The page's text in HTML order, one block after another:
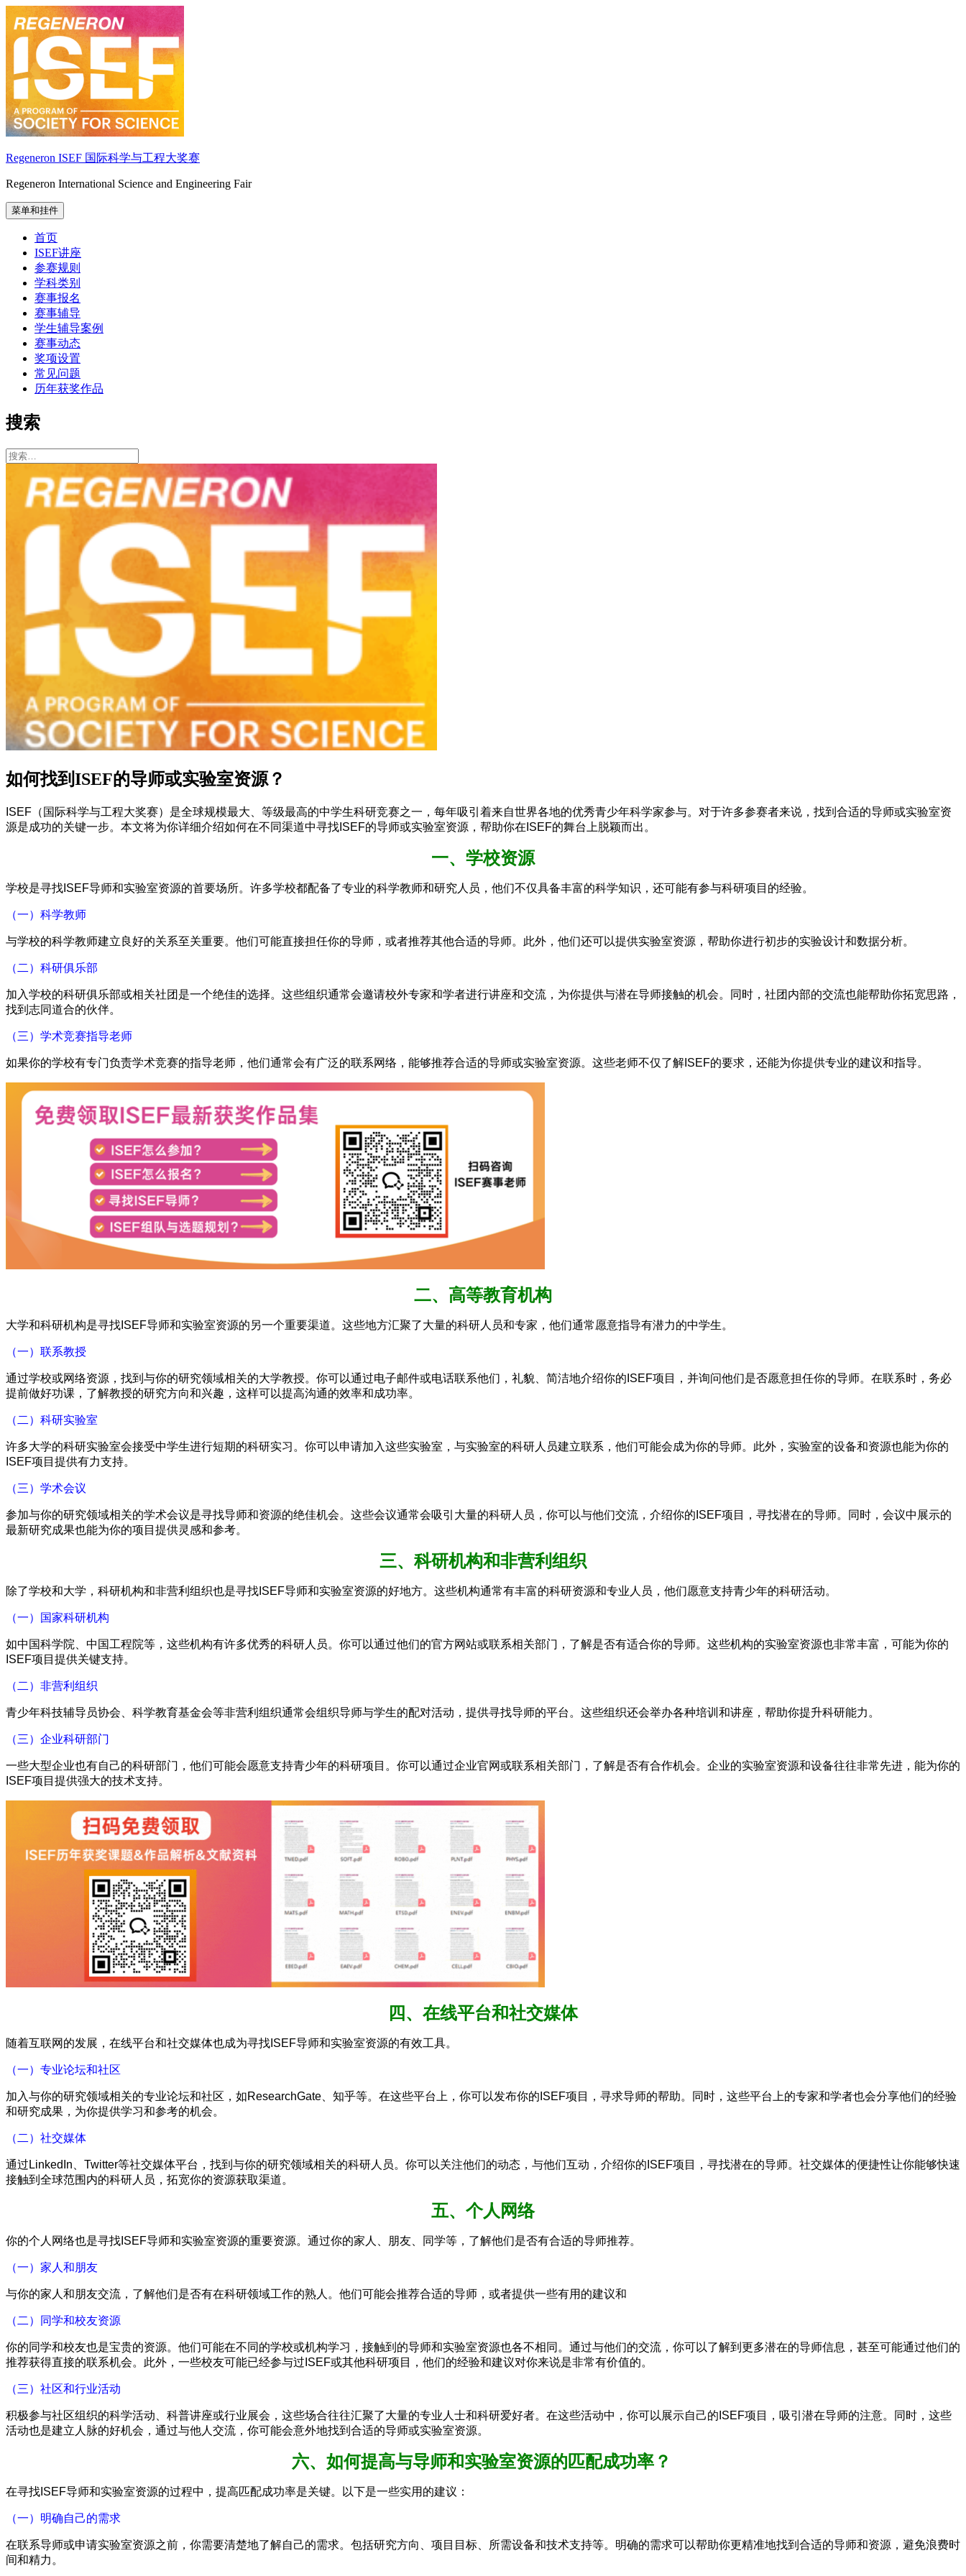
至
内
Regeneron ISEF 国际科学与工程大奖赛
Regeneron International Science and Engineering Fair
菜单和挂件
首页
ISEF讲座
参赛规则
学科类别
赛事报名
赛事辅导
学生辅导案例
赛事动态
奖项设置
常见问题
历年获奖作品
搜索
搜
如何找到ISEF的导师或实验室资源？
ISEF（国际科学与工程大奖赛）是全球规模最大、等级最高的中学生科研竞赛之一，每年吸引着来自世界各地的优秀青少年科学家参与。对于许多参赛者来说，找到合适的导师或实验室资
源是成功的关键一步。本文将为你详细介绍如何在不同渠道中寻找ISEF的导师或实验室资源，帮助你在ISEF的舞台上脱颖而出。
一、学校资源
学校是寻找ISEF导师和实验室资源的首要场所。许多学校都配备了专业的科学教师和研究人员，他们不仅具备丰富的科学知识，还可能有参与科研项目的经验。
（一）科学教师
与学校的科学教师建立良好的关系至关重要。他们可能直接担任你的导师，或者推荐其他合适的导师。此外，他们还可以提供实验室资源，帮助你进行初步的实验设计和数据分析。
（二）科研俱乐部
加入学校的科研俱乐部或相关社团是一个绝佳的选择。这些组织通常会邀请校外专家和学者进行讲座和交流，为你提供与潜在导师接触的机会。同时，社团内部的交流也能帮助你拓宽思路，
找到志同道合的伙伴。
（三）学术竞赛指导老师
如果你的学校有专门负责学术竞赛的指导老师，他们通常会有广泛的联系网络，能够推荐合适的导师或实验室资源。这些老师不仅了解ISEF的要求，还能为你提供专业的建议和指导。
二、高等教育机构
大学和科研机构是寻找ISEF导师和实验室资源的另一个重要渠道。这些地方汇聚了大量的科研人员和专家，他们通常愿意指导有潜力的中学生。
（一）联系教授
通过学校或网络资源，找到与你的研究领域相关的大学教授。你可以通过电子邮件或电话联系他们，礼貌、简洁地介绍你的ISEF项目，并询问他们是否愿意担任你的导师。在联系时，务必
提前做好功课，了解教授的研究方向和兴趣，这样可以提高沟通的效率和成功率。
（二）科研实验室
许多大学的科研实验室会接受中学生进行短期的科研实习。你可以申请加入这些实验室，与实验室的科研人员建立联系，他们可能会成为你的导师。此外，实验室的设备和资源也能为你的
ISEF项目提供有力支持。
（三）学术会议
参加与你的研究领域相关的学术会议是寻找导师和资源的绝佳机会。这些会议通常会吸引大量的科研人员，你可以与他们交流，介绍你的ISEF项目，寻找潜在的导师。同时，会议中展示的
最新研究成果也能为你的项目提供灵感和参考。
三、科研机构和非营利组织
除了学校和大学，科研机构和非营利组织也是寻找ISEF导师和实验室资源的好地方。这些机构通常有丰富的科研资源和专业人员，他们愿意支持青少年的科研活动。
（一）国家科研机构
如中国科学院、中国工程院等，这些机构有许多优秀的科研人员。你可以通过他们的官方网站或联系相关部门，了解是否有适合你的导师。这些机构的实验室资源也非常丰富，可能为你的
ISEF项目提供关键支持。
（二）非营利组织
青少年科技辅导员协会、科学教育基金会等非营利组织通常会组织导师与学生的配对活动，提供寻找导师的平台。这些组织还会举办各种培训和讲座，帮助你提升科研能力。
（三）企业科研部门
一些大型企业也有自己的科研部门，他们可能会愿意支持青少年的科研项目。你可以通过企业官网或联系相关部门，了解是否有合作机会。企业的实验室资源和设备往往非常先进，能为你的
ISEF项目提供强大的技术支持。
四、在线平台和社交媒体
随着互联网的发展，在线平台和社交媒体也成为寻找ISEF导师和实验室资源的有效工具。
（一）专业论坛和社区
加入与你的研究领域相关的专业论坛和社区，如ResearchGate、知乎等。在这些平台上，你可以发布你的ISEF项目，寻求导师的帮助。同时，这些平台上的专家和学者也会分享他们的经验
和研究成果，为你提供学习和参考的机会。
（二）社交媒体
通过LinkedIn、Twitter等社交媒体平台，找到与你的研究领域相关的科研人员。你可以关注他们的动态，与他们互动，介绍你的ISEF项目，寻找潜在的导师。社交媒体的便捷性让你能够快速
接触到全球范围内的科研人员，拓宽你的资源获取渠道。
五、个人网络
你的个人网络也是寻找ISEF导师和实验室资源的重要资源。通过你的家人、朋友、同学等，了解他们是否有合适的导师推荐。
（一）家人和朋友
与你的家人和朋友交流，了解他们是否有在科研领域工作的熟人。他们可能会推荐合适的导师，或者提供一些有用的建议和
（二）同学和校友资源
你的同学和校友也是宝贵的资源。他们可能在不同的学校或机构学习，接触到的导师和实验室资源也各不相同。通过与他们的交流，你可以了解到更多潜在的导师信息，甚至可能通过他们的
推荐获得直接的联系机会。此外，一些校友可能已经参与过ISEF或其他科研项目，他们的经验和建议对你来说是非常有价值的。
（三）社区和行业活动
积极参与社区组织的科学活动、科普讲座或行业展会，这些场合往往汇聚了大量的专业人士和科研爱好者。在这些活动中，你可以展示自己的ISEF项目，吸引潜在导师的注意。同时，这些
活动也是建立人脉的好机会，通过与他人交流，你可能会意外地找到合适的导师或实验室资源。
六、如何提高与导师和实验室资源的匹配成功率？
在寻找ISEF导师和实验室资源的过程中，提高匹配成功率是关键。以下是一些实用的建议：
（一）明确自己的需求
在联系导师或申请实验室资源之前，你需要清楚地了解自己的需求。包括研究方向、项目目标、所需设备和技术支持等。明确的需求可以帮助你更精准地找到合适的导师和资源，避免浪费时
间和精力。